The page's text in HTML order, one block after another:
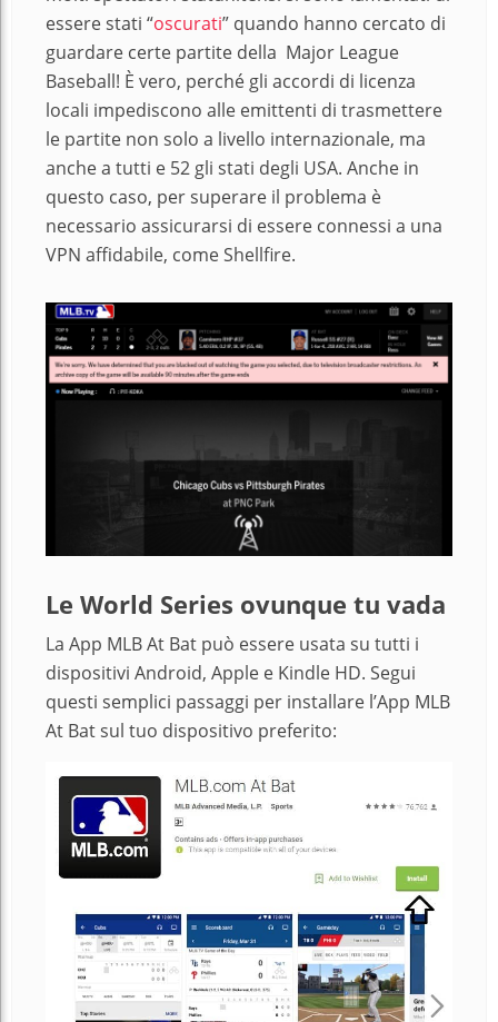
essere stati “oscurati” quando hanno cercato di
guardare certe partite della Major League
Baseball! È vero, perché gli accordi di licenza
locali impediscono alle emittenti di trasmettere
le partite non solo a livello internazionale, ma
anche a tutti e 52 gli stati degli USA. Anche in
questo caso, per superare il problema è
necessario assicurarsi di essere connessi a una
VPN affidabile, come Shellfire.
Le World Series ovunque tu vada
La App MLB At Bat può essere usata su tutti i
dispositivi Android, Apple e Kindle HD. Segui
questi semplici passaggi per installare l’App MLB
At Bat sul tuo dispositivo preferito: